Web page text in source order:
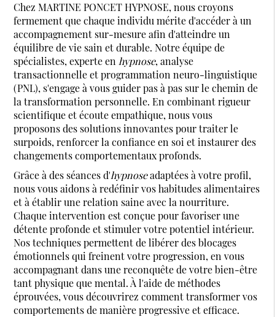
Chez MARTINE PONCET HYPNOSE, nous croyons
fermement que chaque individu mérite d'accéder à un
accompagnement sur-mesure afin d'atteindre un
équilibre de vie sain et durable. Notre équipe de
spécialistes, experte en hypnose, analyse
transactionnelle et programmation neuro-linguistique
(PNL), s'engage à vous guider pas à pas sur le chemin de
la transformation personnelle. En combinant rigueur
scientifique et écoute empathique, nous vous
proposons des solutions innovantes pour traiter le
surpoids, renforcer la confiance en soi et instaurer des
changements comportementaux profonds.
Grâce à des séances d'hypnoseadaptées à votre profil,
nous vous aidons à redéfinir vos habitudes alimentaires
et à établir une relation saine avec la nourriture.
Chaque intervention est conçue pour favoriser une
détente profonde et stimuler votre potentiel intérieur.
Nos techniques permettent de libérer des blocages
émotionnels qui freinent votre progression, en vous
accompagnant dans une reconquête de votre bien-être
tant physique que mental. À l'aide de méthodes
éprouvées, vous découvrirez comment transformer vos
comportements de manière progressive et efficace.